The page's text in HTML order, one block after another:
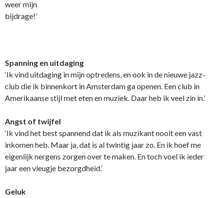
weer mijn
bijdrage!’
Spanning en uitdaging
‘Ik vind uitdaging in mijn optredens, en ook in de nieuwe jazz-
club die ik binnenkort in Amsterdam ga openen. Een club in
Amerikaanse stijl met eten en muziek. Daar heb ik veel zin in.’
Angst of twijfel
‘Ik vind het best spannend dat ik als muzikant nooit een vast
inkomen heb. Maar ja, dat is al twintig jaar zo. En ik hoef me
eigenlijk nergens zorgen over te maken. En toch voel ik ieder
jaar een vleugje bezorgdheid.’
Geluk